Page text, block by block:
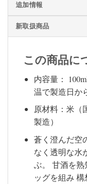
追加情報
新取扱商品
この商品に
内容量：
温で製造日か
原材料：米（
製造）
蒼く澄んだ空
なく透明な水
ぶ。 甘酒を
ッグを組み